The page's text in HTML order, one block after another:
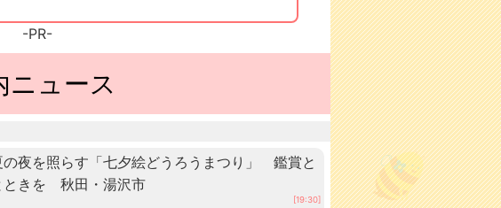
-PR-
ニュース
の夜を照らす「七夕絵どうろうまつり」 鑑賞と
ときを 秋田・湯沢市
[19:30]